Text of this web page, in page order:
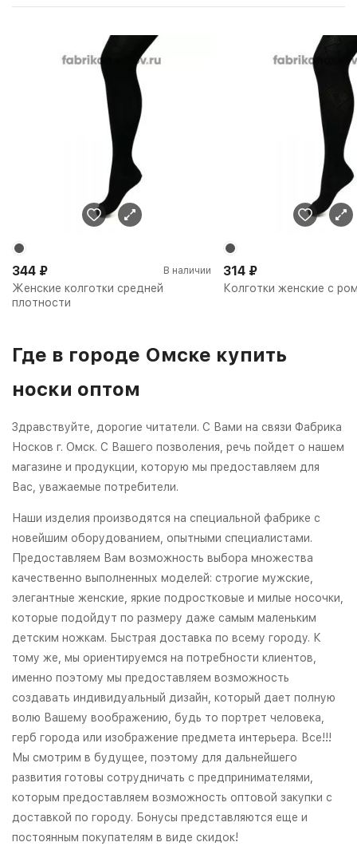
Женские колготки средней
плотности
344 ₽ В наличии
Колготки женские с
314 ₽
Где в городе Омске купить
носки оптом
Здравствуйте, дорогие читатели. С Вами на связи Фабрика
Носков г. Омск. С Вашего позволения, речь пойдет о нашем
магазине и продукции, которую мы предоставляем для
Вас, уважаемые потребители.
Наши изделия производятся на специальной фабрике с
новейшим оборудованием, опытными специалистами.
Предоставляем Вам возможность выбора множества
качественно выполненных моделей: строгие мужские,
элегантные женские, яркие подростковые и милые носочки,
которые подойдут по размеру даже самым маленьким
детским ножкам. Быстрая доставка по всему городу. К
тому же, мы ориентируемся на потребности клиентов,
именно поэтому мы предоставляем возможность
создавать индивидуальный дизайн, который дает полную
волю Вашему воображению, будь то портрет человека,
герб города или изображение предмета интерьера. Все!!!
Мы смотрим в будущее, поэтому для дальнейшего
развития готовы сотрудничать с предпринимателями,
которым предоставляем возможность оптовой закупки с
доставкой по городу. Бонусы представляются еще и
постоянным покупателям в виде скидок!